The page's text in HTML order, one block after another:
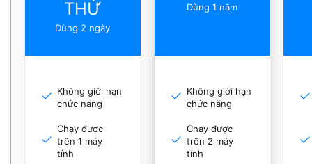
THỬ
Dùng 2 ngày
Không giới hạn
chức năng
Chạy được
trên 1 máy
tính
Dùng 1 năm
Không giới hạn
chức năng
Chạy được
trên 2 máy
tính